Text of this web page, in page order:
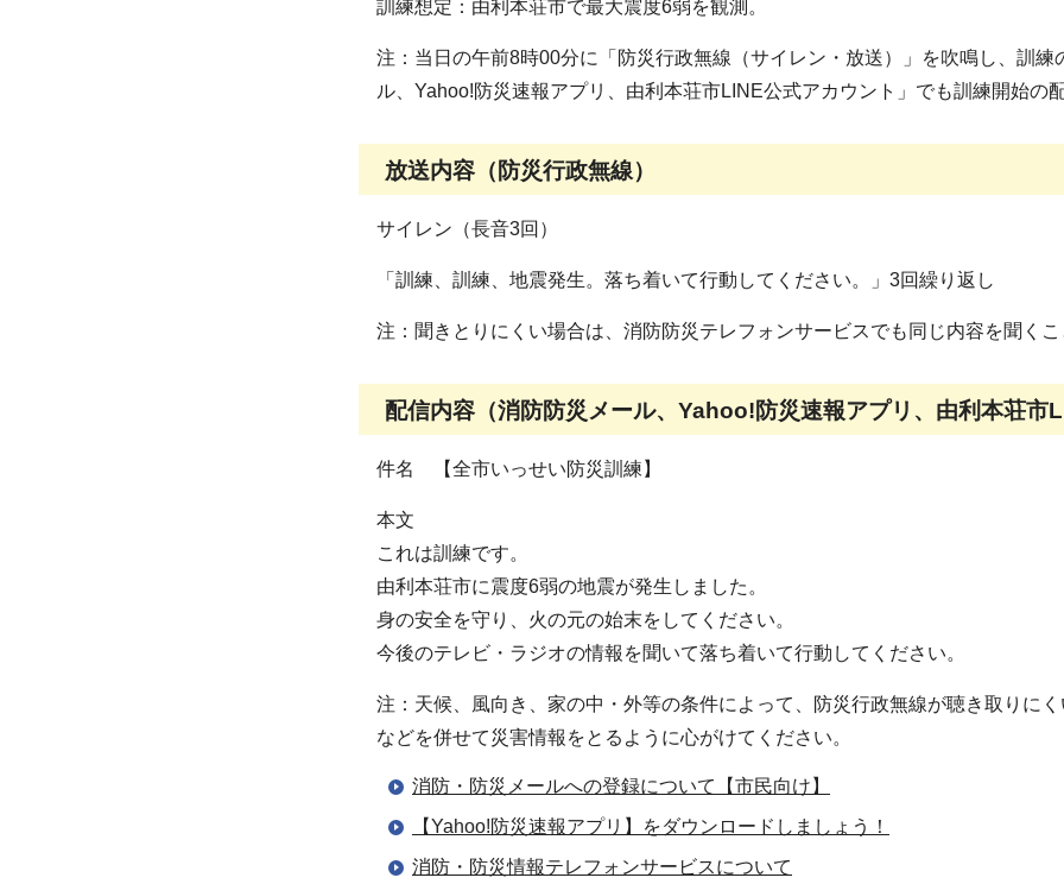
訓練想定：由利本荘市で最大震度6弱を観測。
注：当日の午前8時00分に「防災行政無線（サイレン・放送）」を吹鳴し、訓
ル、Yahoo!防災速報アプリ、由利本荘市LINE公式アカウント」でも訓練開始
放送内容（防災行政無線）
サイレン（長音3回）
「訓練、訓練、地震発生。落ち着いて行動してください。」3回繰り返し
注：聞きとりにくい場合は、消防防災テレフォンサービスでも同じ内容を聞く
配信内容（消防防災メール、Yahoo!防災速報アプリ、由利本荘市
件名 【全市いっせい防災訓練】
本文
これは訓練です。
由利本荘市に震度6弱の地震が発生しました。
身の安全を守り、火の元の始末をしてください。
今後のテレビ・ラジオの情報を聞いて落ち着いて行動してください。
注：天候、風向き、家の中・外等の条件によって、防災行政無線が聴き取りに
などを併せて災害情報をとるように心がけてください。
消防・防災メールへの登録について【市民向け】
【Yahoo!防災速報アプリ】をダウンロードしましょう！
消防・防災情報テレフォンサービスについて